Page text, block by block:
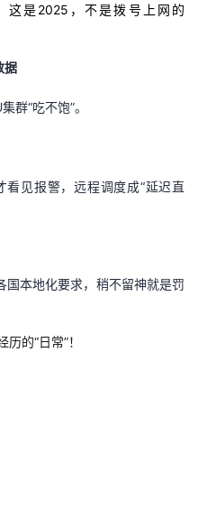
这是2025，不是拨号上网的
据
群“吃不饱”。
见报警，远程调度成“延迟直
国本地化要求，稍不留神就是罚
的“日常”！